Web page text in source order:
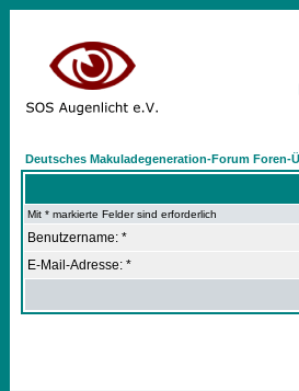
Deutsches Makuladegeneration-Forum Foren-
Mit * markierte Felder sind erforderlich
Benutzername: *
E-Mail-Adresse: *